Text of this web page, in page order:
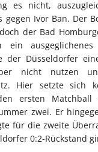
es nicht,
gegen Ivor Ban. Der
der Bad
ein
der Düsseldorfer
nicht nutzen
Hier setzte sich
ersten
zwei. Er
für die zweite
0:2-Rückstand